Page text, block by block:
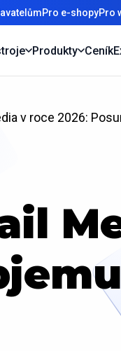
Pro e-shopyPro
Produkty Ceník
v roce 2026: